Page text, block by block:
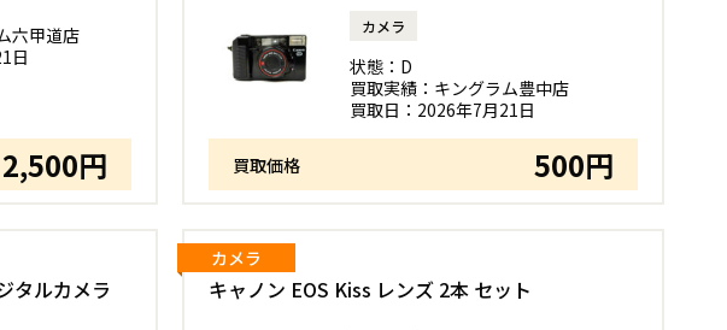
六甲道店
日
2,500円
カメラ
状態： D
買取実績： キングラム豊中店
買取日： 2026年7月21日
買取価格 500円
タルカメラ キャノン EOS Kiss レンズ 2本 セット
カメラ